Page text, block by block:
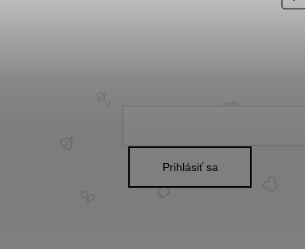
Prihlásiť sa